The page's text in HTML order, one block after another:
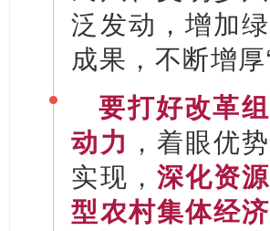
泛发动，增加
成果，不断增
要打好改革
动力 ，着眼优
实现， 深化资
型农村集体经